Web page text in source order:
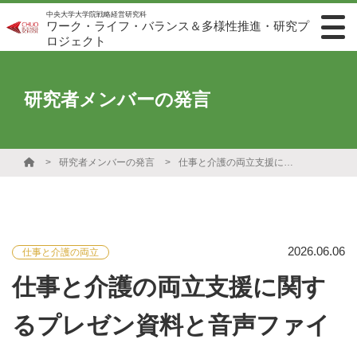
中央大学大学院戦略経営研究科
ワーク・ライフ・バランス＆多様性推進・研究プ
ロジェクト
研究者メンバーの発言
研究者メンバーの発言 仕事と介護の両立支援に関するプレゼン資料と音声ファイル
仕事と介護の両立 2026.06.06
仕事と介護の両立支援に関す
るプレゼン資料と音声ファイ